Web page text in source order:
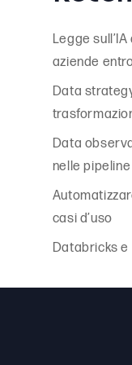
Legge
aziende
Data
Data
nelle
casi d’uso
Databricks e